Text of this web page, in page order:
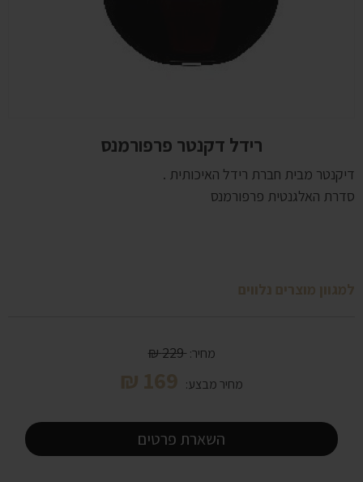
רידל דקנטר פרפורמנס
דיקנטר מבית חברת רידל האיכותית .
סדרת האלגנטית פרפורמנס
למגוון מוצרים נלווים
מחיר: 229
₪
מחיר מבצע: 169
₪
השארת פרטים